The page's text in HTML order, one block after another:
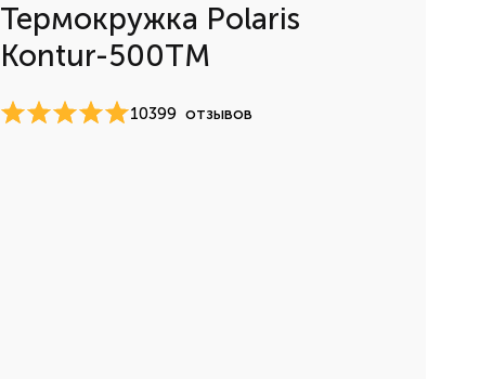
Термокружка Polaris
Kontur-500TM
10399 отзывов